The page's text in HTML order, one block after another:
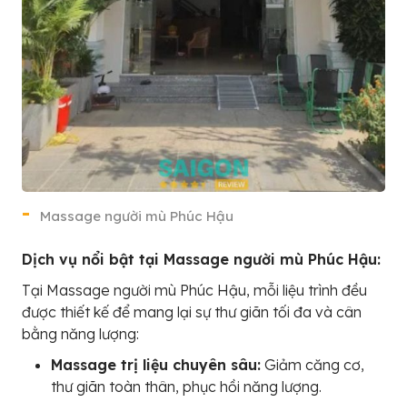
Massage người mù Phúc Hậu
Dịch vụ nổi bật tại Massage người mù Phúc Hậu:
Tại Massage người mù Phúc Hậu, mỗi liệu trình đều
được thiết kế để mang lại sự thư giãn tối đa và cân
bằng năng lượng:
Massage trị liệu chuyên sâu: Giảm căng cơ,
thư giãn toàn thân, phục hồi năng lượng.